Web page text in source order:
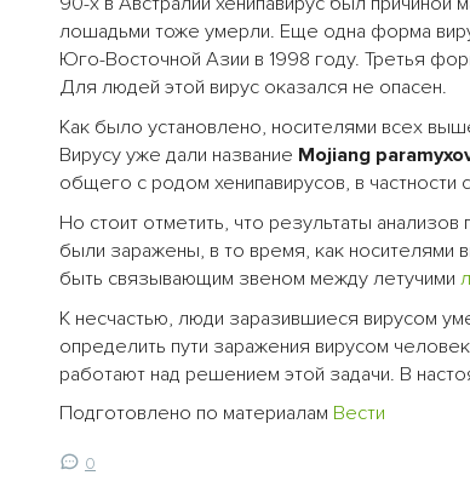
лошадьми тоже умерли. Еще одна форма
Юго-Восточной Азии в 1998 году. Третья
Для людей этой вирус оказался не опасен.
Как было установлено, носителями всех
Вирусу уже дали название Mojiang
общего с родом хенипавирусов, в частности с
Но стоит отметить, что результаты
были заражены, в то время, как носителями
быть связывающим звеном между летучими
К несчастью, люди заразившиеся вирусом
определить пути заражения вирусом
работают над решением этой задачи. В
Подготовлено по материалам Вести
0